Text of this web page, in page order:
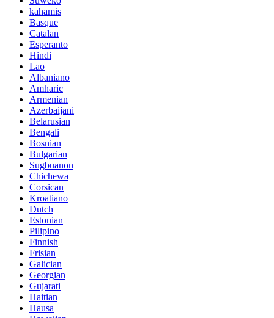
kahamis
Basque
Catalan
Esperanto
Hindi
Lao
Albaniano
Amharic
Armenian
Azerbaijani
Belarusian
Bengali
Bosnian
Bulgarian
Sugbuanon
Chichewa
Corsican
Kroatiano
Dutch
Estonian
Pilipino
Finnish
Frisian
Galician
Georgian
Gujarati
Haitian
Hausa